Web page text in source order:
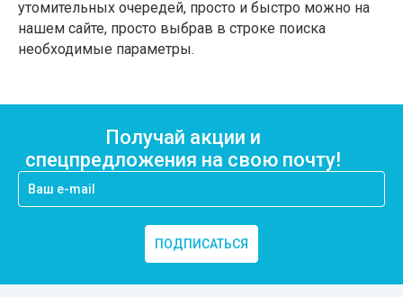
утомительных очередей, просто и быстро можно на
нашем сайте, просто выбрав в строке поиска
необходимые параметры.
Получай акции и
спецпредложения на свою почту!
ПОДПИСАТЬСЯ